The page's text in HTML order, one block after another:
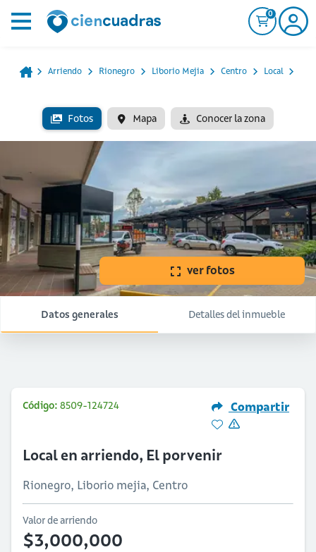
0
Arriendo Rionegro Liborio Mejia Centro Local
Fotos Mapa Conocer la zona
ver fotos
Datos generales Detalles del inmueble
Código: 8509-124724 Compartir
Local en arriendo, El porvenir
Rionegro, Liborio mejia, Centro
Valor de arriendo
$3,000,000